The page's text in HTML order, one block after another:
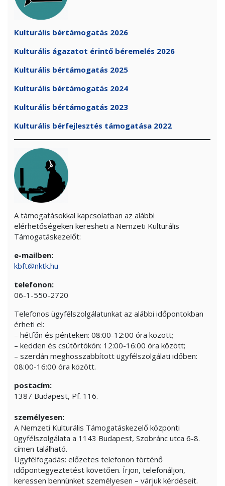
Kulturális bértámogatás 2026
Kulturális ágazatot érintő béremelés 2026
Kulturális bértámogatás 2025
Kulturális bértámogatás 2024
Kulturális bértámogatás 2023
Kulturális bérfejlesztés támogatása 2022
A támogatásokkal kapcsolatban az alábbi
elérhetőségeken keresheti a Nemzeti Kulturális
Támogatáskezelőt:
e-mailben:
kbft@nktk.hu
telefonon:
06-1-550-2720
Telefonos ügyfélszolgálatunkat az alábbi időpontokban
érheti el:
– hétfőn és pénteken: 08:00-12:00 óra között;
– kedden és csütörtökön: 12:00-16:00 óra között;
– szerdán meghosszabbított ügyfélszolgálati időben:
08:00-16:00 óra között.
postacím:
1387 Budapest, Pf. 116.
személyesen:
A Nemzeti Kulturális Támogatáskezelő központi
ügyfélszolgálata a 1143 Budapest, Szobránc utca 6-8.
címen található.
Ügyfélfogadás: előzetes telefonon történő
időpontegyeztetést követően. Írjon, telefonáljon,
keressen bennünket személyesen – várjuk kérdéseit.